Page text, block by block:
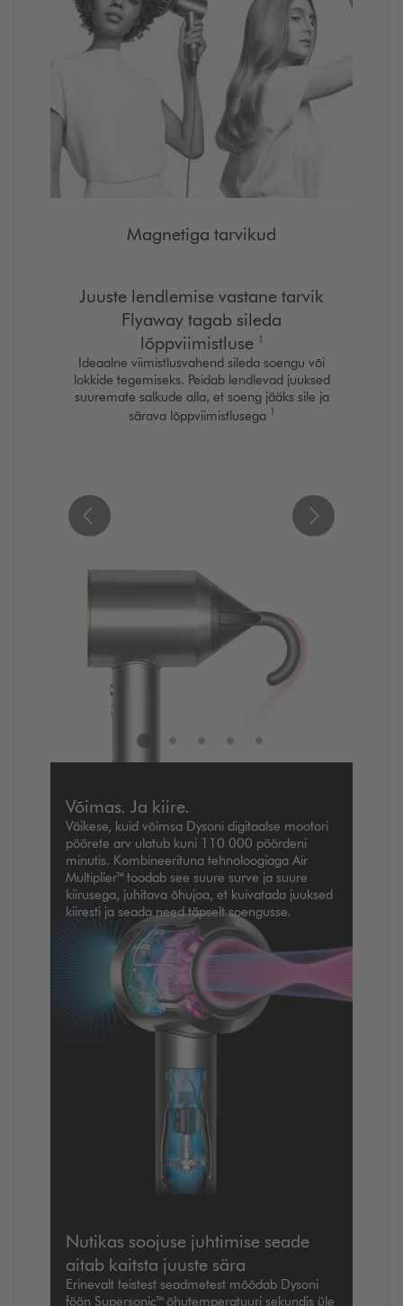
Magnetiga tarvikud
Juuste lendlemise vastane tarvik
Flyaway tagab sileda
lõppviimistluse 1
Ideaalne viimistlusvahend sileda soengu või
lokkide tegemiseks. Peidab lendlevad juuksed
suuremate salkude alla, et soeng jääks sile ja
särava lõppviimistlusega 1
Võimas. Ja kiire.
Väikese, kuid võimsa Dysoni digitaalse mootori
pöörete arv ulatub kuni 110 000 pöördeni
minutis. Kombineerituna tehnoloogiaga Air
Multiplier™ toodab see suure surve ja suure
kiirusega, juhitava õhujoa, et kuivatada juuksed
kiiresti ja seada need täpselt soengusse.
Nutikas soojuse juhtimise seade
aitab kaitsta juuste sära
Erinevalt teistest seadmetest mõõdab Dysoni
föön Supersonic™ õhutemperatuuri sekundis üle